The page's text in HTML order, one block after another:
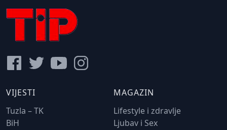
VIJESTI
Tuzla – TK
BiH
MAGAZIN
Lifestyle i zdravlje
Ljubav i Sex